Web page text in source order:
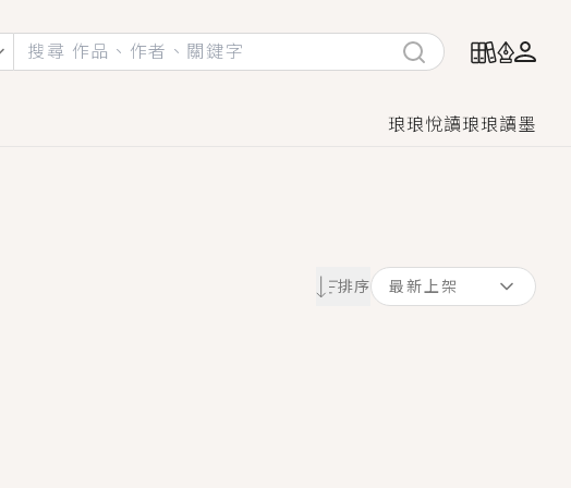
琅琅悅讀琅琅讀墨
戀，她頭也不回找新歡，他居然還後悔了？
推純愛GL漫畫！
°ω°〃)♡→
櫃？！
主追逐著她……
排序 最新上架